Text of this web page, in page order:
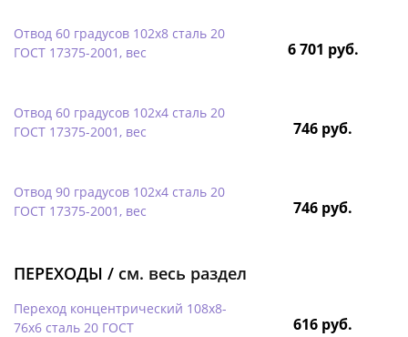
Отвод 60 градусов 102х8 сталь 20
ГОСТ 17375-2001, вес
6 701 руб.
Отвод 60 градусов 102х4 сталь 20
ГОСТ 17375-2001, вес
746 руб.
Отвод 90 градусов 102х4 сталь 20
ГОСТ 17375-2001, вес
746 руб.
ПЕРЕХОДЫ / см. весь раздел
Переход концентрический 108х8-
76х6 сталь 20 ГОСТ
616 руб.